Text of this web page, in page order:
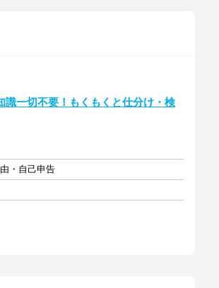
識一切不要！もくもくと仕分け・検
・自己申告